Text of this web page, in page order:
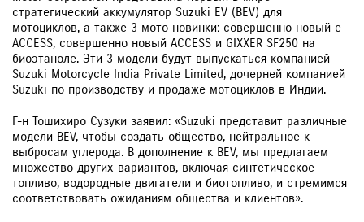
стратегический аккумулятор Suzuki EV (BEV) для
мотоциклов, а также 3 мото новинки: совершенно новый e-
ACCESS, совершенно новый ACCESS и GIXXER SF250 на
биоэтаноле. Эти 3 модели будут выпускаться компанией
Suzuki Motorcycle India Private Limited, дочерней компанией
Suzuki по производству и продаже мотоциклов в Индии.
Г-н Тошихиро Сузуки заявил: «Suzuki представит различные
модели BEV, чтобы создать общество, нейтральное к
выбросам углерода. В дополнение к BEV, мы предлагаем
множество других вариантов, включая синтетическое
топливо, водородные двигатели и биотопливо, и стремимся
соответствовать ожиданиям общества и клиентов».